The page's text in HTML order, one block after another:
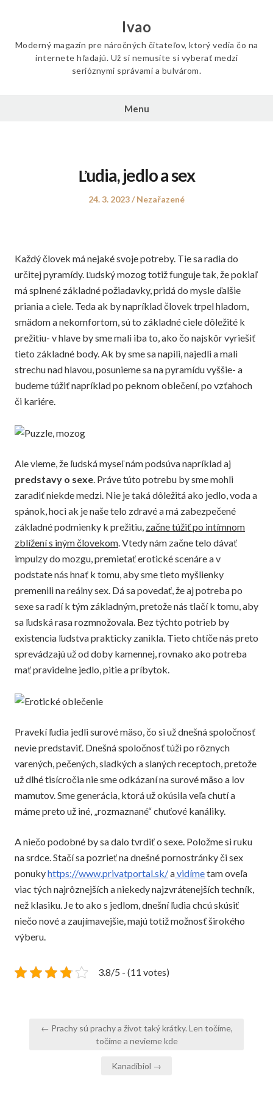
Ivao
Moderný magazín pre náročných čitateľov, ktorý vedia čo na
internete hľadajú. Už si nemusíte si vyberať medzi
serióznymi správami a bulvárom.
Menu
Ľudia, jedlo a sex
Posted
24. 3. 2023
Posted
Nezařazené
Každý človek má nejaké svoje potreby. Tie sa radia do
určitej pyramídy. Ľudský mozog totiž funguje tak, že pokiaľ
má splnené základné požiadavky, pridá do mysle ďalšie
priania a ciele. Teda ak by napríklad človek trpel hladom,
smädom a nekomfortom, sú to základné ciele dôležité k
prežitiu- v hlave by sme mali iba to, ako čo najskôr vyriešiť
tieto základné body. Ak by sme sa napili, najedli a mali
strechu nad hlavou, posunieme sa na pyramídu vyššie- a
budeme túžiť napríklad po peknom oblečení, po vzťahoch
či kariére.
Ale vieme, že ľudská myseľ nám podsúva napríklad aj
predstavy o sexe. Práve túto potrebu by sme mohli
zaradiť niekde medzi. Nie je taká dôležitá ako jedlo, voda a
spánok, hoci ak je naše telo zdravé a má zabezpečené
základné podmienky k prežitiu, začne túžiť po intímnom
zblížení s iným človekom. Vtedy nám začne telo dávať
impulzy do mozgu, premietať erotické scenáre a v
podstate nás hnať k tomu, aby sme tieto myšlienky
premenili na reálny sex. Dá sa povedať, že aj potreba po
sexe sa radí k tým základným, pretože nás tlačí k tomu, aby
sa ľudská rasa rozmnožovala. Bez týchto potrieb by
existencia ľudstva prakticky zanikla. Tieto chtíče nás preto
sprevádzajú už od doby kamennej, rovnako ako potreba
mať pravidelne jedlo, pitie a príbytok.
Pravekí ľudia jedli surové mäso, čo si už dnešná spoločnosť
nevie predstaviť. Dnešná spoločnosť túži po rôznych
varených, pečených, sladkých a slaných receptoch, pretože
už dlhé tisícročia nie sme odkázaní na surové mäso a lov
mamutov. Sme generácia, ktorá už okúsila veľa chutí a
máme preto už iné, „rozmaznané“ chuťové kanáliky.
A niečo podobné by sa dalo tvrdiť o sexe. Položme si ruku
na srdce. Stačí sa pozrieť na dnešné pornostránky či sex
ponukyhttps://www.privatportal.sk/avidímetam oveľa
viac tých najrôznejších a niekedy najzvrátenejších techník,
než klasiku. Je to ako s jedlom, dnešní ľudia chcú skúsiť
niečo nové a zaujímavejšie, majú totiž možnosť širokého
výberu.
3.8/5 - (11 votes)
Navigace
← Prachy sú prachy a život taký krátky. Len točíme,
točíme a nevieme kde
Kanadibiol →